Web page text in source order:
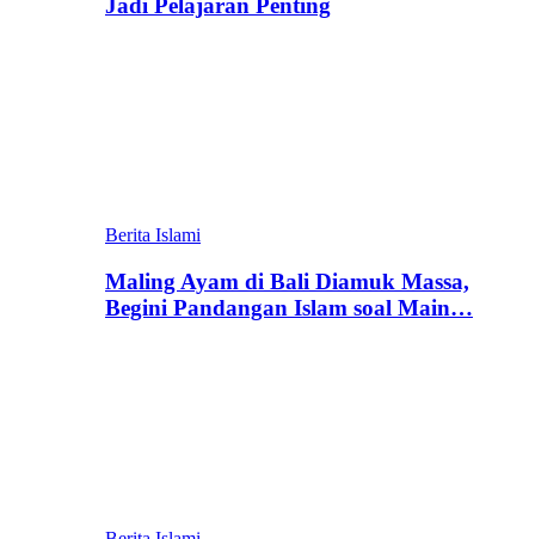
Berita Islami
Maling Ayam di Bali Diamuk Massa,
Begini Pandangan Islam soal Main…